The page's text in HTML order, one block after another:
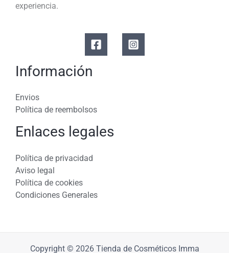
experiencia.
Información
Envios
Política de reembolsos
Enlaces legales
Política de privacidad
Aviso legal
Política de cookies
Condiciones Generales
Copyright © 2026 Tienda de Cosméticos Imma